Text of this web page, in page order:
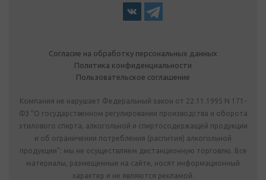
Согласие на обработку персональных данных
Политика конфиденциальности
Пользовательское соглашение
Компания не нарушает Федеральный закон от 22.11.1995 N 171-
ФЗ "О государственном регулировании производства и оборота
этилового спирта, алкогольной и спиртосодержащей продукции
и об ограничении потребления (распития) алкогольной
продукции": мы не осуществляем дистанционную торговлю. Все
материалы, размещенные на сайте, носят информационный
характер и не являются рекламой.